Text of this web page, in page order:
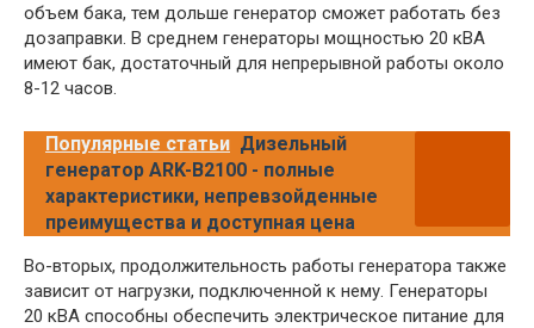
объем бака, тем дольше генератор сможет работать без
дозаправки. В среднем генераторы мощностью 20 кВА
имеют бак, достаточный для непрерывной работы около
8-12 часов.
Популярные статьи Дизельный
генератор ARK-B2100 - полные
характеристики, непревзойденные
преимущества и доступная цена
Во-вторых, продолжительность работы генератора также
зависит от нагрузки, подключенной к нему. Генераторы
20 кВА способны обеспечить электрическое питание для